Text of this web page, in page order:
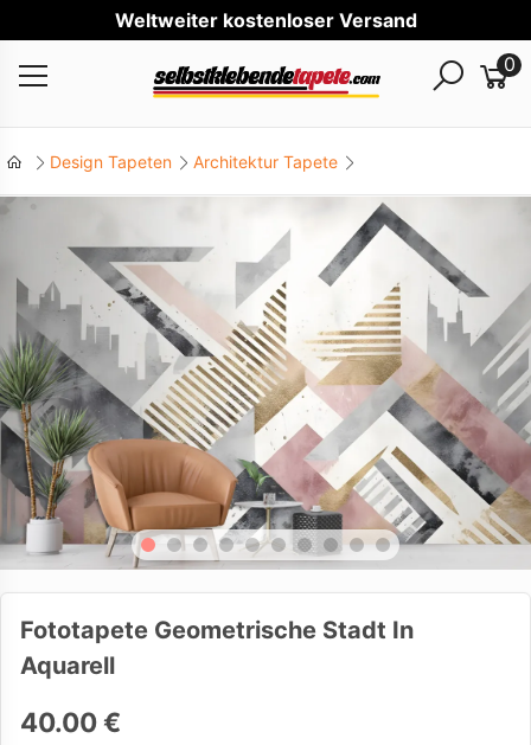
Welt
0
Design Tapeten Architektur Tapete
Fototapete Geometrische Stadt In
Aquarell
40.00 €